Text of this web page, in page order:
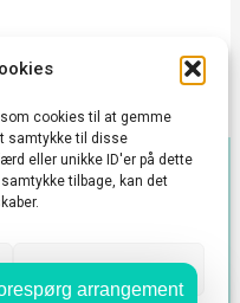
cookies til at gemme
samtykke til disse
eller unikke ID'er på dette
tilbage, kan det
Se præferencer
arrangement